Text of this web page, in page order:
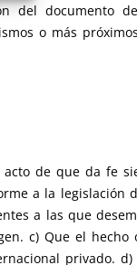
del documento
o más
de que da fe
a la legislación
a las que
c) Que el hecho
privado.